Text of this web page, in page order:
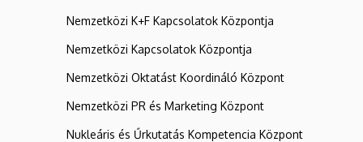
Nemzetközi K+F Kapcsolatok Központja
Nemzetközi Kapcsolatok Központja
Nemzetközi Oktatást Koordináló Központ
Nemzetközi PR és Marketing Központ
Nukleáris és Űrkutatás Kompetencia Központ